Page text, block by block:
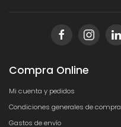
Compra Online
Mi cuenta y pedidos
Condiciones generales de compra
Gastos de envío